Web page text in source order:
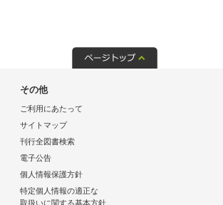
その他
ご利用にあたって
サイトマップ
刊行全図書検索
電子公告
個人情報保護方針
特定個人情報の適正な
取扱いに関する基本方針